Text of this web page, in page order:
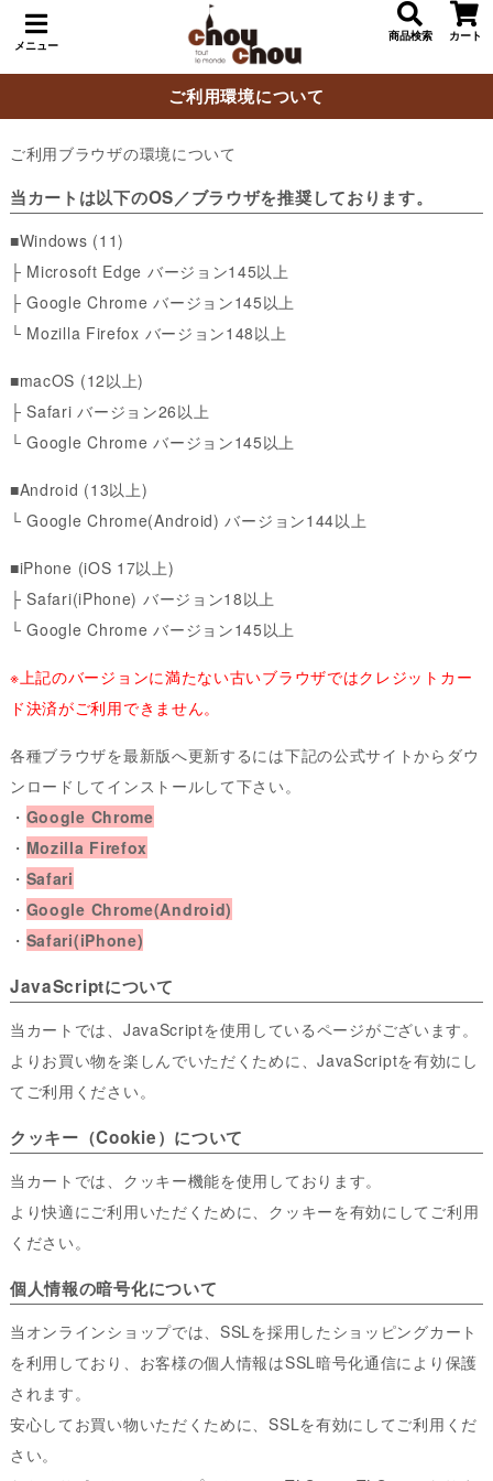
メニュー
商品検索 カート
ご利用環境について
ご利用ブラウザの環境について
当カートは以下のOS／ブラウザを推奨しております。
■Windows (11)
├ Microsoft Edge バージョン145以上
├ Google Chrome バージョン145以上
└ Mozilla Firefox バージョン148以上
■macOS (12以上)
├ Safari バージョン26以上
└ Google Chrome バージョン145以上
■Android (13以上)
└ Google Chrome(Android) バージョン144以上
■iPhone (iOS 17以上)
├ Safari(iPhone) バージョン18以上
└ Google Chrome バージョン145以上
※上記のバージョンに満たない古いブラウザではクレジットカー
ド決済がご利用できません。
各種ブラウザを最新版へ更新するには下記の公式サイトからダウ
ンロードしてインストールして下さい。
・ Google Chrome
・ Mozilla Firefox
・ Safari
・ Google Chrome(Android)
・ Safari(iPhone)
JavaScriptについて
当カートでは、JavaScriptを使用しているページがございます。
よりお買い物を楽しんでいただくために、JavaScriptを有効にし
てご利用ください。
クッキー（Cookie）について
当カートでは、クッキー機能を使用しております。
より快適にご利用いただくために、クッキーを有効にしてご利用
ください。
個人情報の暗号化について
当オンラインショップでは、SSLを採用したショッピングカート
を利用しており、お客様の個人情報はSSL暗号化通信により保護
されます。
安心してお買い物いただくために、SSLを有効にしてご利用くだ
さい。